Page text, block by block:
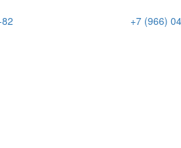
+7 (966)